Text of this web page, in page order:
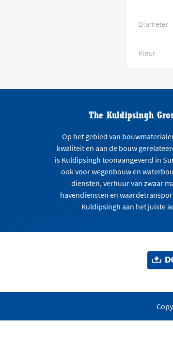
Diameter
Kleur
The Kuldipsingh
Op het gebied van
kwaliteit en aan de bouw
is Kuldipsingh toonaangevend in
ook voor wegenbouw en
diensten, verhuur van zwaar
havendiensten en
Kuldipsingh aan het juiste